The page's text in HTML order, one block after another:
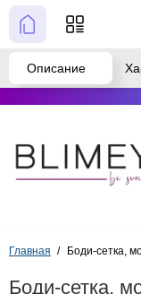
Главная Боди-сетка,
Боди-сетка,
Описание